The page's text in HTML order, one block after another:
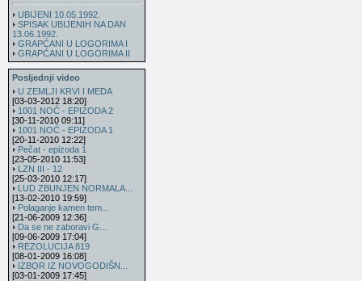
UBIJENI 10.05.1992.
SPISAK UBIJENIH NA DAN
13.06.1992.
GRAPĆANI U LOGORIMA I
GRAPĆANI U LOGORIMA II
Posljednji video
U ZEMLJI KRVI I MEDA
[03-03-2012 18:20]
1001 NOĆ - EPIZODA 2
[30-11-2010 09:11]
1001 NOĆ - EPIZODA 1
[20-11-2010 12:22]
Pečat - epizoda 1
[23-05-2010 11:53]
LZN III - 12
[25-03-2010 12:17]
LUD ZBUNJEN NORMALA...
[13-02-2010 19:59]
Polaganje kamen tem...
[21-06-2009 12:36]
Da se ne zaboravi G...
[09-06-2009 17:04]
REZOLUCIJA 819
[08-01-2009 16:08]
IZBOR IZ NOVOGODIŠN...
[03-01-2009 17:45]